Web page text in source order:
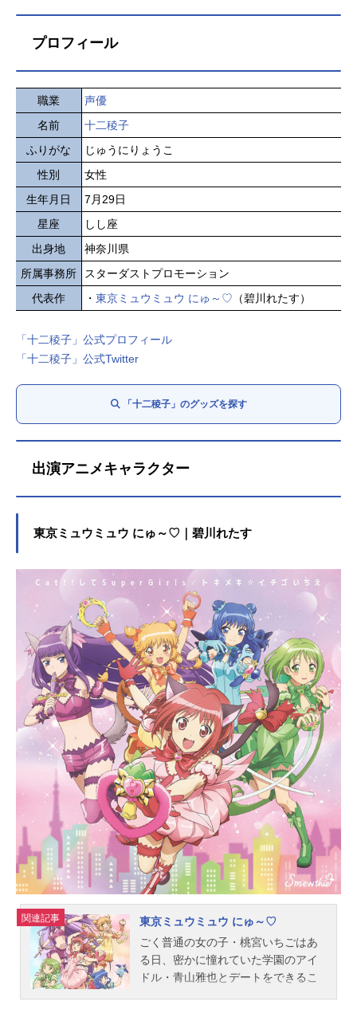
プロフィール
職業
声優
名前
十二稜子
ふりがな
じゅうにりょうこ
性別
女性
生年月日
7月29日
星座
しし座
出身地
神奈川県
所属事務所
スターダストプロモーション
代表作
・ 東京ミュウミュウ にゅ～♡ （碧川れたす）
「十二稜子」公式プロフィール
「十二稜子」公式Twitter
「十二稜子」のグッズを探す
出演アニメキャラクター
東京ミュウミュウ にゅ～♡｜碧川れたす
関連記事
東京ミュウミュウ にゅ～♡
ごく普通の女の子・桃宮いちごはあ
る日、密かに憧れていた学園のアイ
ドル・青山雅也とデートをできるこ